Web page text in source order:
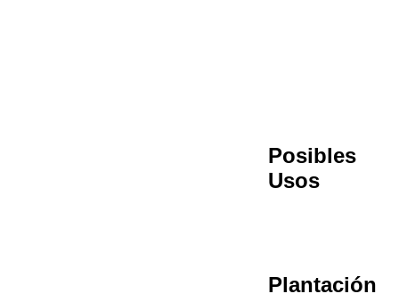
Posibles
Usos
Plantación